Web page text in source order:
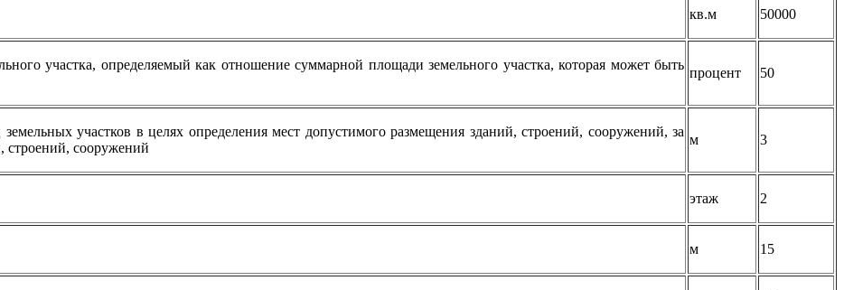
кв.м 50000
участка, определяемый как отношение суммарной площади земельного участка, которая может быть
процент 50
участков в целях определения мест допустимого размещения зданий, строений, сооружений, за
строений, сооружений
м 3
этаж 2
м 15